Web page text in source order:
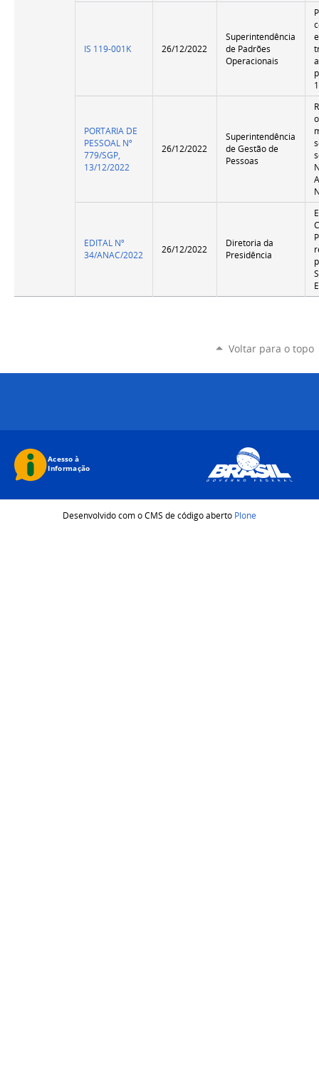
IS 119-001K 26/12/2022
Superintendência
de Padrões
Operacionais
PORTARIA DE
PESSOAL Nº
779/SGP,
13/12/2022
26/12/2022
Superintendência
de Gestão de
Pessoas
EDITAL Nº
34/ANAC/2022
26/12/2022
Diretoria da
Presidência
Voltar para o topo
Desenvolvido com o CMS de código aberto Plone